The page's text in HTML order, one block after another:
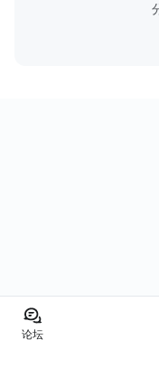
训练你的忍者学习新的
下深刻的印象并在寻找
论坛